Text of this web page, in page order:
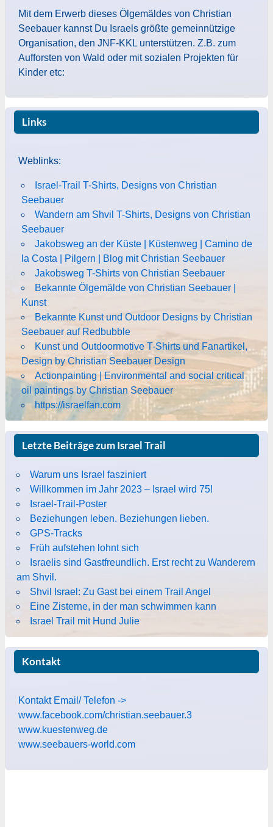
Mit dem Erwerb dieses Ölgemäldes von Christian
Seebauer kannst Du Israels größte gemeinnützige
Organisation, den JNF-KKL unterstützen. Z.B. zum
Aufforsten von Wald oder mit sozialen Projekten für
Kinder etc:
Links
Weblinks:
Israel-Trail T-Shirts, Designs von Christian
Seebauer
Wandern am Shvil T-Shirts, Designs von Christian
Seebauer
Jakobsweg an der Küste | Küstenweg | Camino de
la Costa | Pilgern | Blog mit Christian Seebauer
Jakobsweg T-Shirts von Christian Seebauer
Bekannte Ölgemälde von Christian Seebauer |
Kunst
Bekannte Kunst und Outdoor Designs by Christian
Seebauer auf Redbubble
Kunst und Outdoormotive T-Shirts und Fanartikel,
Design by Christian Seebauer Design
Actionpainting | Environmental and social critical
oil paintings by Christian Seebauer
https://israelfan.com
Letzte Beiträge zum Israel Trail
Warum uns Israel fasziniert
Willkommen im Jahr 2023 – Israel wird 75!
Israel-Trail-Poster
Beziehungen leben. Beziehungen lieben.
GPS-Tracks
Früh aufstehen lohnt sich
Israelis sind Gastfreundlich. Erst recht zu Wanderern
am Shvil.
Shvil Israel: Zu Gast bei einem Trail Angel
Eine Zisterne, in der man schwimmen kann
Israel Trail mit Hund Julie
Kontakt
Kontakt Email/ Telefon ->
www.facebook.com/christian.seebauer.3
www.kuestenweg.de
www.seebauers-world.com